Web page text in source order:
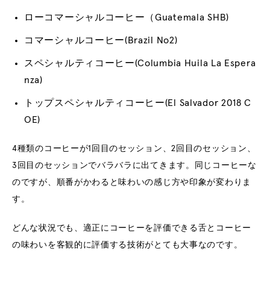
ローコマーシャルコーヒー（Guatemala SHB)
コマーシャルコーヒー(Brazil No2)
スペシャルティコーヒー(Columbia Huila La Espera
nza)
トップスペシャルティコーヒー(El Salvador 2018 C
OE)
4種類のコーヒーが1回目のセッション、2回目のセッション、
3回目のセッションでバラバラに出てきます。同じコーヒーな
のですが、順番がかわると味わいの感じ方や印象が変わりま
す。
どんな状況でも、適正にコーヒーを評価できる舌とコーヒー
の味わいを客観的に評価する技術がとても大事なのです。